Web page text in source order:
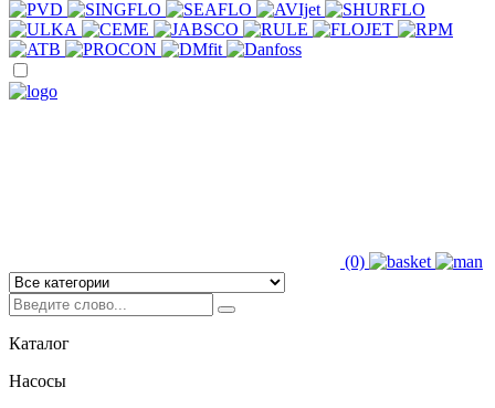
(0)
Каталог
Насосы